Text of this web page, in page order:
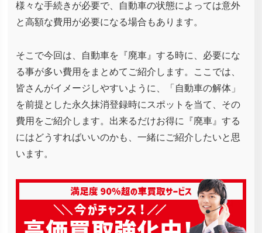
様々な手続きが必要で、自動車の状態によっては意外
と高額な費用が必要になる場合もあります。
そこで今回は、自動車を『廃車』する時に、必要にな
る事が多い費用をまとめてご紹介します。ここでは、
皆さんがイメージしやすいように、「自動車の解体」
を前提とした永久抹消登録時にスポットを当て、その
費用をご紹介します。出来るだけお得に『廃車』する
にはどうすればいいのかも、一緒にご紹介したいと思
います。